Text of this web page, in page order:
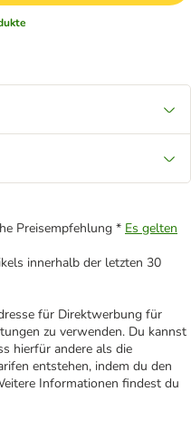
Preisempfehlung * Es gelten
innerhalb der letzten 30
für Direktwerbung für
zu verwenden. Du kannst
hierfür andere als die
entstehen, indem du den
Informationen findest du